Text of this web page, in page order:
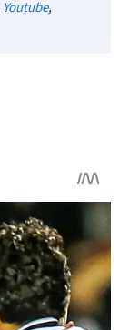
Youtube,